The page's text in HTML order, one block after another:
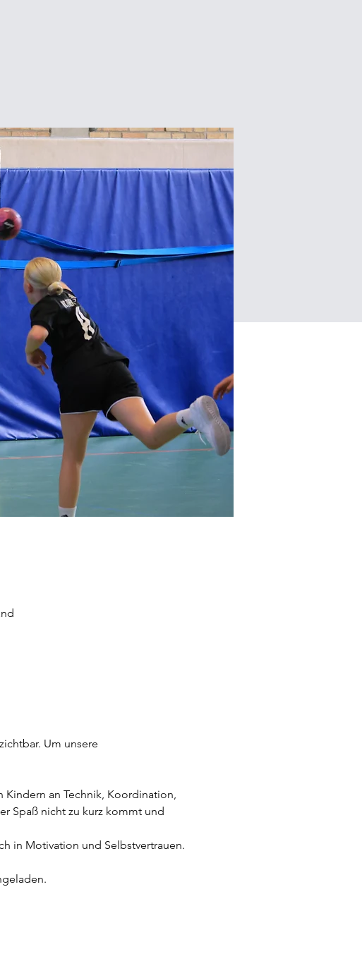
Um unsere
Kindern an Technik, Koordination,
Spaß nicht zu kurz kommt und
in Motivation und Selbstvertrauen.